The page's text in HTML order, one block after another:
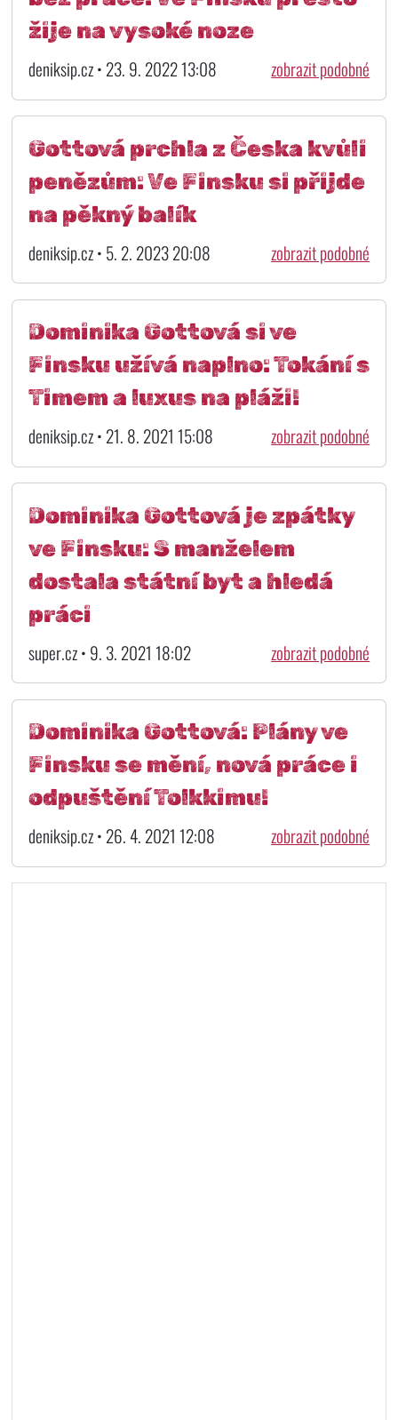
žije na vysoké noze
deniksip.cz • 23. 9. 2022 13:08 zobrazit podobné
Gottová prchla z Česka kvůli
penězům: Ve Finsku si přijde
na pěkný balík
deniksip.cz • 5. 2. 2023 20:08 zobrazit podobné
Dominika Gottová si ve
Finsku užívá naplno: Tokání s
Timem a luxus na pláži!
deniksip.cz • 21. 8. 2021 15:08 zobrazit podobné
Dominika Gottová je zpátky
ve Finsku: S manželem
dostala státní byt a hledá
práci
super.cz • 9. 3. 2021 18:02 zobrazit podobné
Dominika Gottová: Plány ve
Finsku se mění, nová práce i
odpuštění Tolkkimu!
deniksip.cz • 26. 4. 2021 12:08 zobrazit podobné